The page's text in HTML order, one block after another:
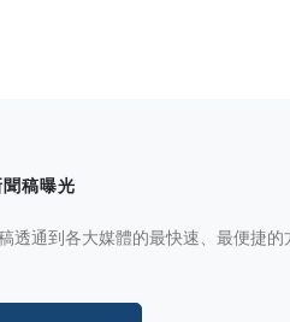
稿曝光
透通到各大媒體的最快速、最便捷的